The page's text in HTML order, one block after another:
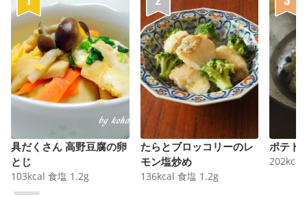
具だくさん 高野豆腐の卵
とじ
103kcal 食塩 1.2g
たらとブロッコリーのレ
モン塩炒め
136kcal 食塩 1.2g
ポテト
202kcal